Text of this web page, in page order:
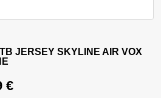
können auf der Produktseite
JERSEY SKYLINE AIR VOX
€
weist mehrere Varianten